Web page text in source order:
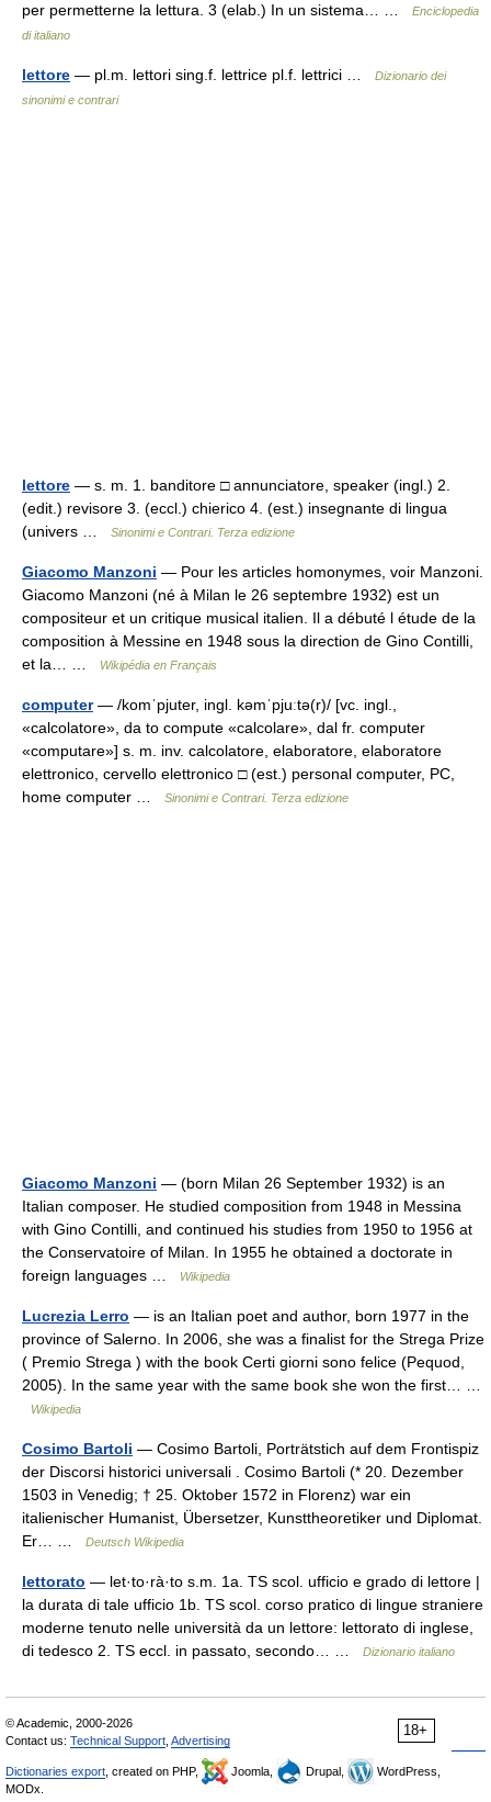
per permetterne la lettura. 3 (elab.) In un sistema… …
Enciclopedia
di italiano
lettore — pl.m. lettori sing.f. lettrice pl.f. lettrici …
Dizionario dei
sinonimi e contrari
lettore — s. m. 1. banditore □ annunciatore, speaker (ingl.) 2.
(edit.) revisore 3. (eccl.) chierico 4. (est.) insegnante di lingua
(univers …
Sinonimi e Contrari. Terza edizione
Giacomo Manzoni — Pour les articles homonymes, voir Manzoni.
Giacomo Manzoni (né à Milan le 26 septembre 1932) est un
compositeur et un critique musical italien. Il a débuté l étude de la
composition à Messine en 1948 sous la direction de Gino Contilli,
et la… …
Wikipédia en Français
computer— /komˈpjuter, ingl. kəmˈpjuːtə(r)/ [vc. ingl.,
«calcolatore», da to compute «calcolare», dal fr. computer
«computare»] s. m. inv. calcolatore, elaboratore, elaboratore
elettronico, cervello elettronico □ (est.) personal computer, PC,
home computer …
Sinonimi e Contrari. Terza edizione
Giacomo Manzoni — (born Milan 26 September 1932) is an
Italian composer. He studied composition from 1948 in Messina
with Gino Contilli, and continued his studies from 1950 to 1956 at
the Conservatoire of Milan. In 1955 he obtained a doctorate in
foreign languages …
Wikipedia
Lucrezia Lerro — is an Italian poet and author, born 1977 in the
province of Salerno. In 2006, she was a finalist for the Strega Prize
( Premio Strega ) with the book Certi giorni sono felice (Pequod,
2005). In the same year with the same book she won the first… …
Wikipedia
Cosimo Bartoli — Cosimo Bartoli, Porträtstich auf dem Frontispiz
der Discorsi historici universali . Cosimo Bartoli (* 20. Dezember
1503 in Venedig; † 25. Oktober 1572 in Florenz) war ein
italienischer Humanist, Übersetzer, Kunsttheoretiker und Diplomat.
Er… …
Deutsch Wikipedia
lettorato — let·to·rà·to s.m. 1a. TS scol. ufficio e grado di lettore |
la durata di tale ufficio 1b. TS scol. corso pratico di lingue straniere
moderne tenuto nelle università da un lettore: lettorato di inglese,
di tedesco 2. TS eccl. in passato, secondo… …
Dizionario italiano
18+
© Academic, 2000-2026
Contact us: Technical Support Advertising
Dictionaries export , created on PHP, Joomla, Drupal,
WordPress,
MODx.